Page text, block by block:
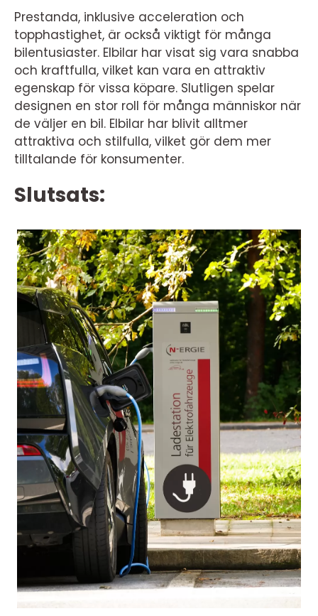
Prestanda, inklusive acceleration och
topphastighet, är också viktigt för många
bilentusiaster. Elbilar har visat sig vara snabba
och kraftfulla, vilket kan vara en attraktiv
egenskap för vissa köpare. Slutligen spelar
designen en stor roll för många människor när
de väljer en bil. Elbilar har blivit alltmer
attraktiva och stilfulla, vilket gör dem mer
tilltalande för konsumenter.
Slutsats: